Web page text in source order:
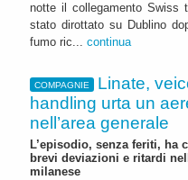
notte il collegamento Swiss
stato dirottato su Dublino
fumo ric... continua
COMPAGNIE
Linate,
handling urta un
nell’area generale
L’episodio, senza feriti, ha
brevi deviazioni e ritardi
milanese